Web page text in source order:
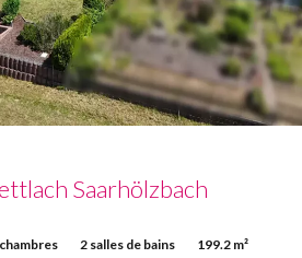
Saarhölzbach
2 salles de bains 199.2 m²